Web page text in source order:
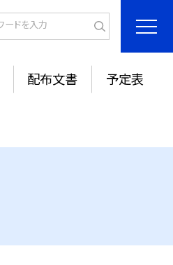
配布文書 予定表